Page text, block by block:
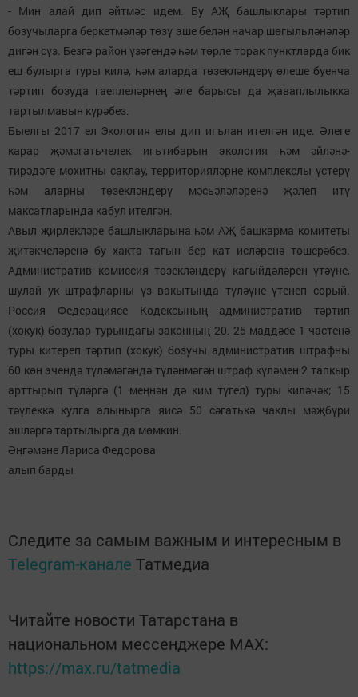
- Мин алай дип әйтмәс идем. Бу АҖ башлыклары тәртип
бозучыларга беркетмәләр төзү эше белән начар шөгыльләнәләр
дигән сүз. Безгә район үзәгендә һәм төрле торак пунктларда бик
еш булырга туры килә, һәм аларда төзекләндерү өлеше буенча
тәртип бозуда гаеплеләрнең әле барысы да җаваплылыкка
тартылмавын күрәбез.
Быелгы 2017 ел Экология елы дип игълан ителгән иде. Әлеге
карар җәмәгатьчелек игътибарын экология һәм әйләнә-
тирәдәге мохитны саклау, территорияләрне комплекслы үстерү
һәм аларны төзекләндерү мәсьәләләренә җәлеп итү
максатларында кабул ителгән.
Авыл җирлекләре башлыкларына һәм АҖ башкарма комитеты
җитәкчеләренә бу хакта тагын бер кат исләренә төшерәбез.
Административ комиссия төзекләндерү кагыйдәләрен үтәүне,
шулай ук штрафларны үз вакытында түләүне үтенеп сорый.
Россия Федерациясе Кодексының административ тәртип
(хокук) бозулар турындагы законның 20. 25 маддәсе 1 частенә
туры китереп тәртип (хокук) бозучы административ штрафны
60 көн эчендә түләмәгәндә түләнмәгән штраф күләмен 2 тапкыр
арттырып түләргә (1 меңнән дә ким түгел) туры киләчәк; 15
тәүлеккә кулга алынырга яисә 50 сәгатькә чаклы мәҗбүри
эшләргә тартылырга да мөмкин.
Әңгәмәне Лариса Федорова
алып барды
Следите за самым важным и интересным в
Telegram-канале Татмедиа
Читайте новости Татарстана в
национальном мессенджере MАХ:
https://max.ru/tatmedia